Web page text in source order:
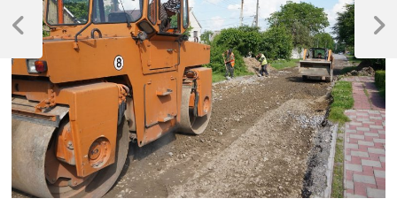
Навігація
записів
Previous
Next
Post